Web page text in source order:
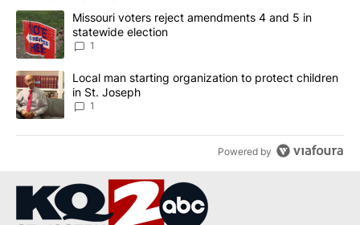
The following is a list of the most commented articles in the last
A trending article titled "Missouri voters reject amendments 4
Missouri voters reject amendments 4 and 5 in
statewide election
1
A trending article titled "Local man starting organization to
Local man starting organization to protect children
in St. Joseph
1
Powered by